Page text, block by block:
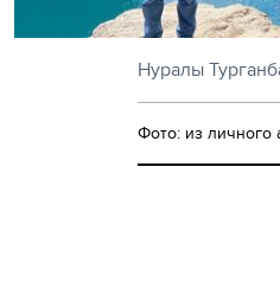
Нуралы
Фото: из личного